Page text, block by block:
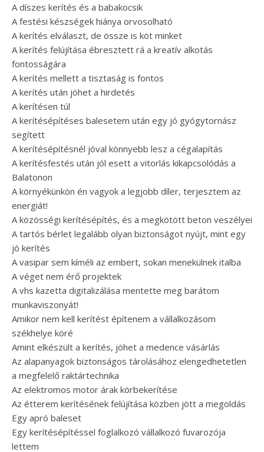
A díszes kerítés és a babakocsik
A festési készségek hiánya orvosolható
A kerítés elválaszt, de össze is köt minket
A kerítés felújítása ébresztett rá a kreatív alkotás
fontosságára
A kerítés mellett a tisztaság is fontos
A kerítés után jöhet a hirdetés
A kerítésen túl
A kerítésépítéses balesetem után egy jó gyógytornász
segített
A kerítésépítésnél jóval könnyebb lesz a cégalapítás
A kerítésfestés után jól esett a vitorlás kikapcsolódás a
Balatonon
A környékünkön én vagyok a legjobb díler, terjesztem az
energiát!
A közösségi kerítésépítés, és a megkötött beton veszélyei
A tartós bérlet legalább olyan biztonságot nyújt, mint egy
jó kerítés
A vasipar sem kíméli az embert, sokan menekülnek italba
A véget nem érő projektek
A vhs kazetta digitalizálása mentette meg barátom
munkaviszonyát!
Amikor nem kell kerítést építenem a vállalkozásom
székhelye köré
Amint elkészült a kerítés, jöhet a medence vásárlás
Az alapanyagok biztonságos tárolásához elengedhetetlen
a megfelelő raktártechnika
Az elektromos motor árak körbekerítése
Az étterem kerítésének felújítása közben jött a megoldás
Egy apró baleset
Egy kerítésépítéssel foglalkozó vállalkozó fuvarozója
lettem